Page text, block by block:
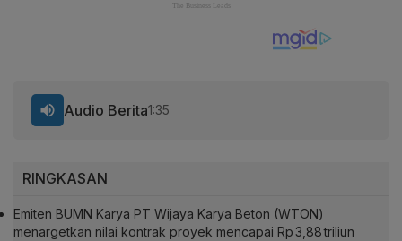
RINGKASAN
Emiten BUMN Karya PT Wijaya Karya Beton (WTON)
menargetkan nilai kontrak proyek mencapai Rp 3,88 triliun
Audio Berita1:35